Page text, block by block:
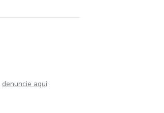
denuncie aqui